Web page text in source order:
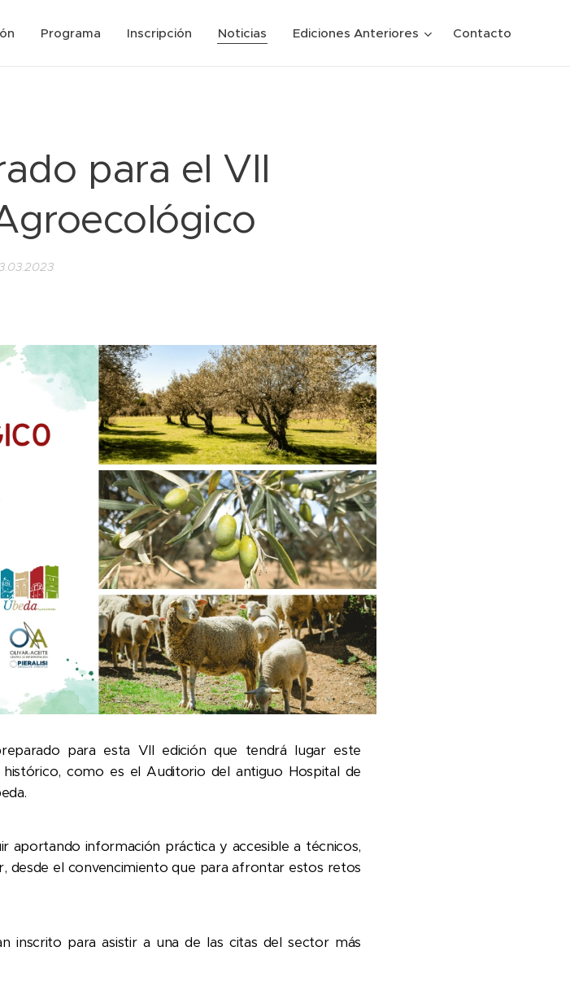
Programa Inscripción Noticias Ediciones Anteriores Contacto
para el VII
para esta VII edición que tendrá lugar este
como es el Auditorio del antiguo Hospital de
información práctica y accesible a técnicos,
desde el convencimiento que para afrontar estos retos
inscrito para asistir a una de las citas del sector más